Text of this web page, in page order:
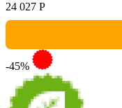
24 027 Р
-45%